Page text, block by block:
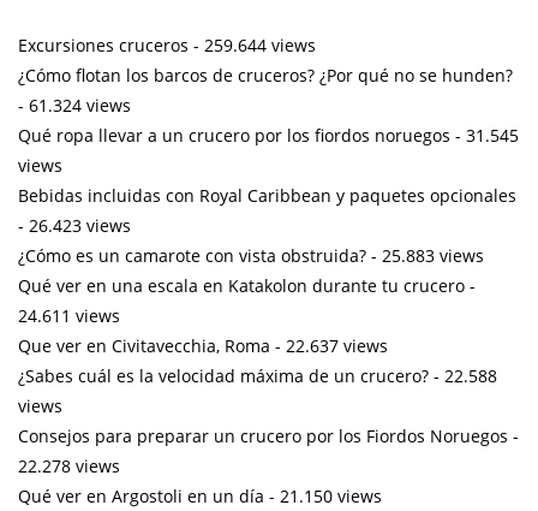
Excursiones cruceros - 259.644 views
¿Cómo flotan los barcos de cruceros? ¿Por qué no se hunden?
- 61.324 views
Qué ropa llevar a un crucero por los fiordos noruegos - 31.545
views
Bebidas incluidas con Royal Caribbean y paquetes opcionales
- 26.423 views
¿Cómo es un camarote con vista obstruida? - 25.883 views
Qué ver en una escala en Katakolon durante tu crucero -
24.611 views
Que ver en Civitavecchia, Roma - 22.637 views
¿Sabes cuál es la velocidad máxima de un crucero? - 22.588
views
Consejos para preparar un crucero por los Fiordos Noruegos -
22.278 views
Qué ver en Argostoli en un día - 21.150 views